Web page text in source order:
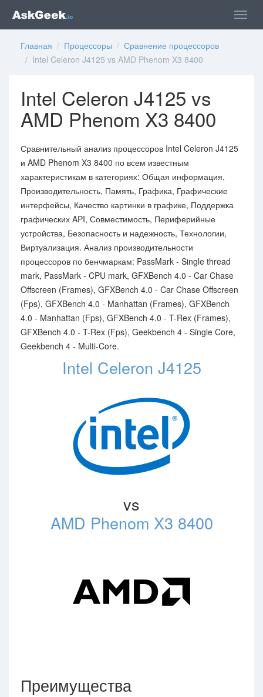
Главная / Процессоры / Сравнение процессоров
/ Intel Celeron J4125 vs AMD Phenom X3 8400
Intel Celeron J4125 vs
AMD Phenom X3 8400
Сравнительный анализ процессоров Intel Celeron J4125
и AMD Phenom X3 8400 по всем известным
характеристикам в категориях: Общая информация,
Производительность, Память, Графика, Графические
интерфейсы, Качество картинки в графике, Поддержка
графических API, Совместимость, Периферийные
устройства, Безопасность и надежность, Технологии,
Виртуализация. Анализ производительности
процессоров по бенчмаркам: PassMark - Single thread
mark, PassMark - CPU mark, GFXBench 4.0 - Car Chase
Offscreen (Frames), GFXBench 4.0 - Car Chase Offscreen
(Fps), GFXBench 4.0 - Manhattan (Frames), GFXBench
4.0 - Manhattan (Fps), GFXBench 4.0 - T-Rex (Frames),
GFXBench 4.0 - T-Rex (Fps), Geekbench 4 - Single Core,
Geekbench 4 - Multi-Core.
Intel Celeron J4125
vs
AMD Phenom X3 8400
Преимущества